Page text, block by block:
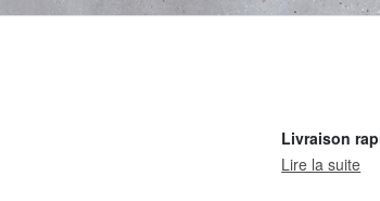
Livraison
Lire la suite